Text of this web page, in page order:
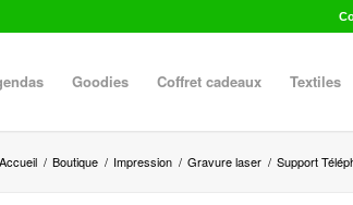
Goodies Coffret cadeaux Textiles
Accueil / Boutique / Impression / Gravure laser / Support